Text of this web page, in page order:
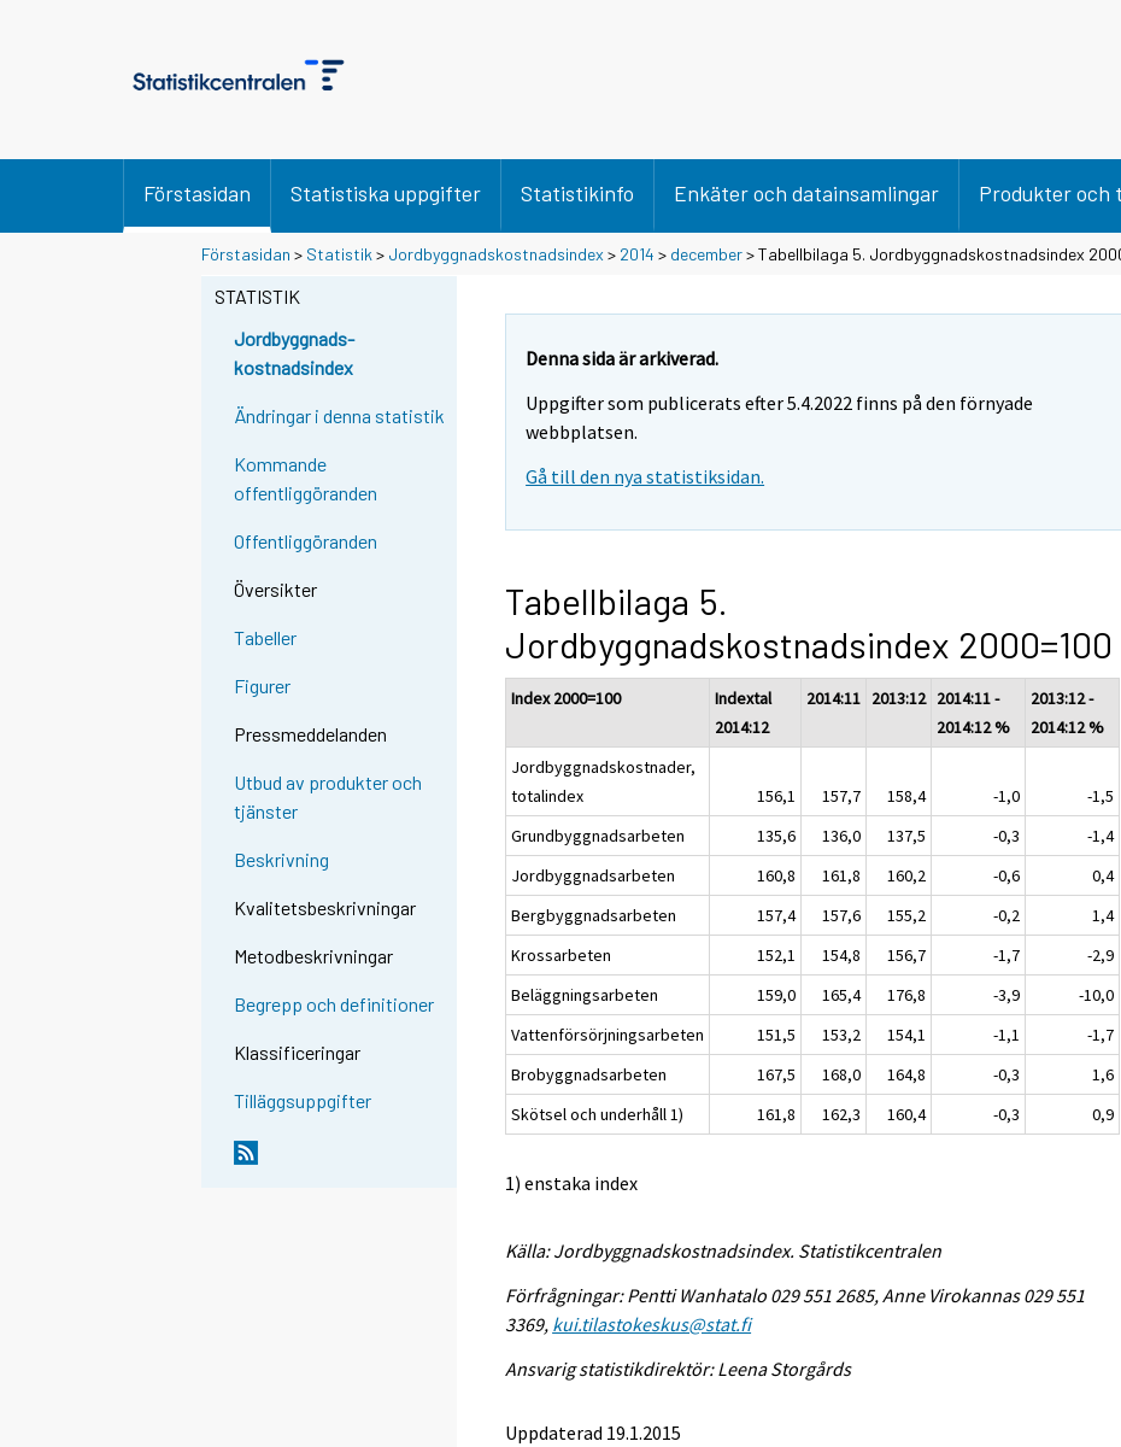
Förstasidan Statistiska uppgifter Statistikinfo Enkäter och datainsamlingar Produkter och
Förstasidan > Statistik > Jordbyggnadskostnadsindex > 2014 > december> Tabellbilaga 5. Jordbyggnadskostnadsindex
STATISTIK
Jordbyggnads-
kostnadsindex
Ändringar i denna statistik
Kommande
offentliggöranden
Offentliggöranden
Översikter
Tabeller
Figurer
Pressmeddelanden
Utbud av produkter och
tjänster
Beskrivning
Kvalitetsbeskrivningar
Metodbeskrivningar
Begrepp och definitioner
Klassificeringar
Tilläggsuppgifter
Denna sida är arkiverad.
Uppgifter som publicerats efter 5.4.2022 finns på den förnyade
webbplatsen.
Gå till den nya statistiksidan.
Tabellbilaga 5.
Jordbyggnadskostnadsindex 2000=100
Index 2000=100
Indextal
2014:12
2014:11 2013:12 2014:11 -
2014:12 %
2013:12 -
2014:12 %
Jordbyggnadskostnader,
totalindex
156,1 157,7 158,4 -1,0
-1,5
Grundbyggnadsarbeten
135,6 136,0 137,5 -0,3
-1,4
Jordbyggnadsarbeten
160,8 161,8 160,2 -0,6
0,4
Bergbyggnadsarbeten
157,4 157,6 155,2 -0,2
1,4
Krossarbeten
152,1 154,8 156,7 -1,7
-2,9
Beläggningsarbeten
159,0 165,4 176,8 -3,9
-10,0
Vattenförsörjningsarbeten
151,5 153,2 154,1 -1,1
-1,7
Brobyggnadsarbeten
167,5 168,0 164,8 -0,3
1,6
Skötsel och underhåll 1)
161,8 162,3 160,4 -0,3 0,9
1) enstaka index
Källa: Jordbyggnadskostnadsindex. Statistikcentralen
Förfrågningar: Pentti Wanhatalo 029 551 2685, Anne Virokannas 029 551
3369, kui.tilastokeskus@stat.fi
Ansvarig statistikdirektör: Leena Storgårds
Uppdaterad 19.1.2015